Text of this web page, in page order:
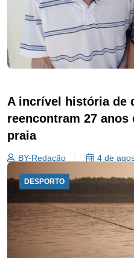
A incrível história de
reencontram 27
praia
BY-Redação 4 de
DESPORTO